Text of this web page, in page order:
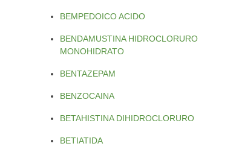
BEMPEDOICO ACIDO
BENDAMUSTINA HIDROCLORURO
MONOHIDRATO
BENTAZEPAM
BENZOCAINA
BETAHISTINA DIHIDROCLORURO
BETIATIDA